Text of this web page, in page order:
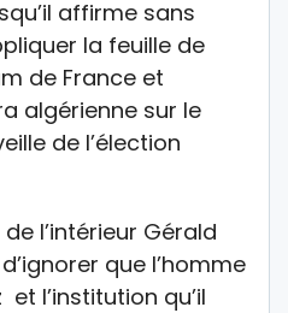
affirme sans
la feuille de
de France et
algérienne sur le
de l’élection
l’intérieur Gérald
que l’homme
l’institution qu’il